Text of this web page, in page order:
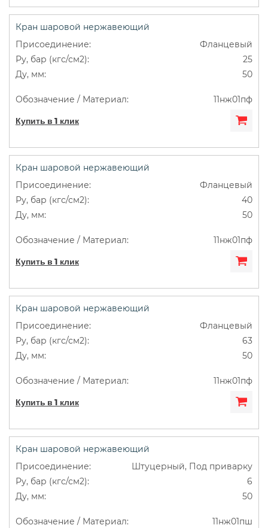
Кран шаровой нержавеющий
Фланцевый
25
50
11нж01пф
Купить в 1 клик
Кран шаровой нержавеющий
Фланцевый
40
50
11нж01пф
Купить в 1 клик
Кран шаровой нержавеющий
Фланцевый
63
50
11нж01пф
Купить в 1 клик
Кран шаровой нержавеющий
Штуцерный, Под приварку
6
50
11нж01пш